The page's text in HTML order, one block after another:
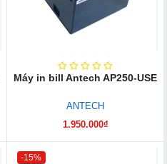
Máy in bill Antech AP250-USE
ANTECH
1.950.000₫
-15%